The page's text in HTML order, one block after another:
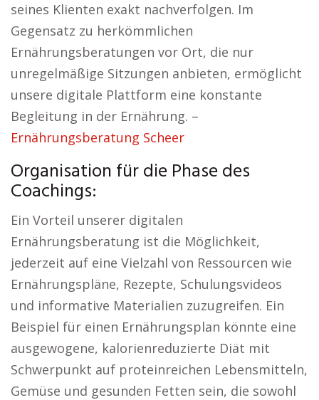
seines Klienten exakt nachverfolgen. Im
Gegensatz zu herkömmlichen
Ernährungsberatungen vor Ort, die nur
unregelmäßige Sitzungen anbieten, ermöglicht
unsere digitale Plattform eine konstante
Begleitung in der Ernährung. –
Ernährungsberatung Scheer
Organisation für die Phase des
Coachings:
Ein Vorteil unserer digitalen
Ernährungsberatung ist die Möglichkeit,
jederzeit auf eine Vielzahl von Ressourcen wie
Ernährungspläne, Rezepte, Schulungsvideos
und informative Materialien zuzugreifen. Ein
Beispiel für einen Ernährungsplan könnte eine
ausgewogene, kalorienreduzierte Diät mit
Schwerpunkt auf proteinreichen Lebensmitteln,
Gemüse und gesunden Fetten sein, die sowohl